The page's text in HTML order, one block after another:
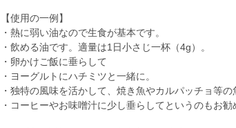
【使用の一例】
・熱に弱い油なので生食が基本です。
・飲める油です。適量は1日小さじ一杯（4g）。
・卵かけご飯に垂らして
・ヨーグルトにハチミツと一緒に。
・独特の風味を活かして、焼き魚やカルパッチョ等の
・コーヒーやお味噌汁に少し垂らしてというのもお勧